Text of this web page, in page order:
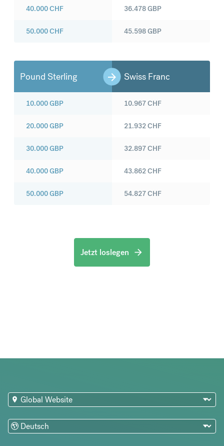
40.000CHF
50.000CHF
36.478GBP
45.598GBP
Pound Sterling Swiss Franc
10.000GBP
20.000GBP
30.000GBP
40.000GBP
50.000GBP
10.967CHF
21.932CHF
32.897CHF
43.862CHF
54.827CHF
Jetzt loslegen